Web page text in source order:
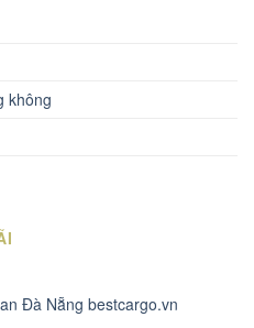
không
Đà Nẵng bestcargo.vn